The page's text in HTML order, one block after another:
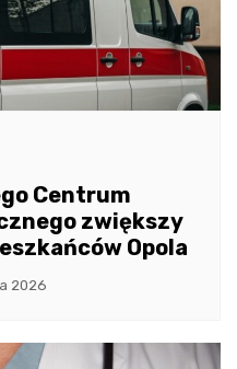
Centrum
zwiększy
Opola
2026